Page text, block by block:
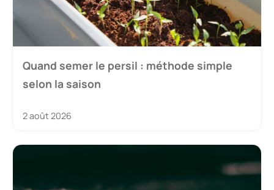
Quand semer le persil : méthode simple
selon la saison
2 août 2026